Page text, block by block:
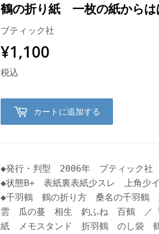
鶴の折り紙 一枚の紙からは
ブティック社
¥1,100
税込
カートに追加する
◆発行・判型 2006年 ブティック
◆状態B+ 表紙裏表紙少スレ 上角少
◆千羽鶴 鶴の折り方 桑名の千羽
雲 瓜の蔓 相生 釣ふね 百鶴 ／「
紙 メモスタンド 折羽鶴 のし袋